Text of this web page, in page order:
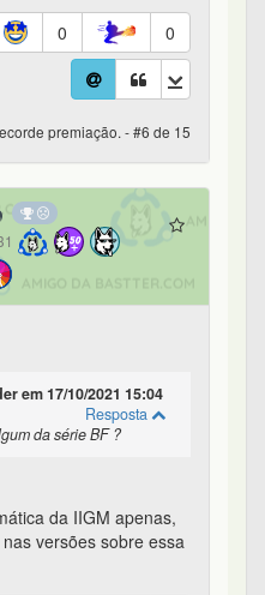
0 0
premiação. - #6 de 15
em 17/10/2021 15:04
Resposta
da série BF ?
da IIGM apenas,
versões sobre essa